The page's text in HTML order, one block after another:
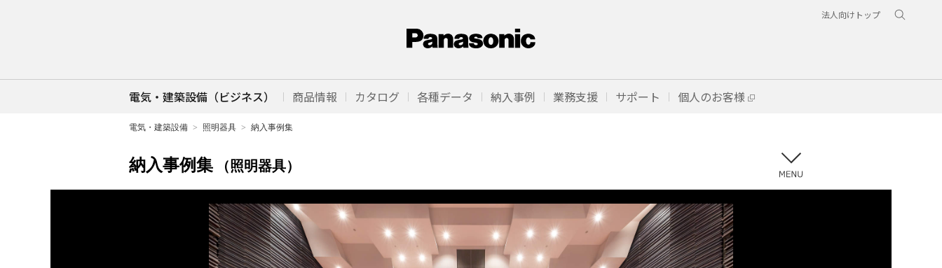
法人向けトップ
電気・建築設備（ビジネス） 商品情報 カタログ 各種データ 納入事例 業務支援 サポート 個人のお客様
電気・建築設備 照明器具 納入事例集
納入事例集 （照明器具）